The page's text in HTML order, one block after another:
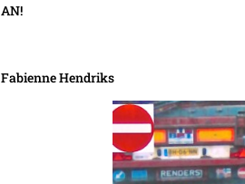
AN!
Fabienne Hendriks